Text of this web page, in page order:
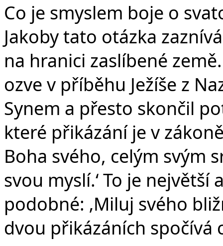
Co je smyslem boje o
Jakoby tato otázka
na hranici zaslíbené
ozve v příběhu Ježíše z
Synem a přesto skončil
které přikázání je v
Boha svého, celým svým
svou myslí.‘ To je
podobné: ‚Miluj svého
dvou přikázáních spočívá